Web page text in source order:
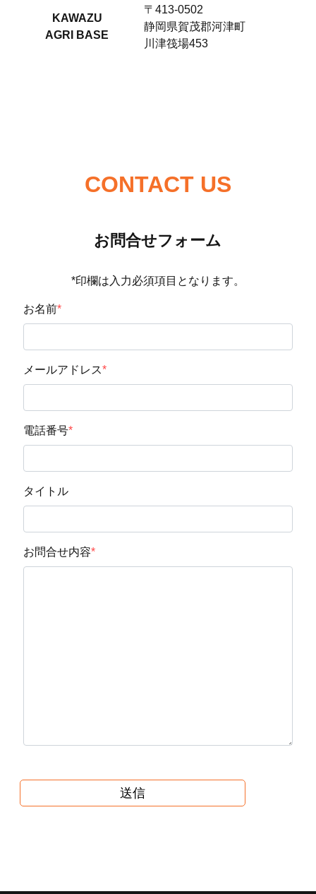
KAWAZU
AGRI BASE
〒413-0502
静岡県賀茂郡河津町
川津筏場453
CONTACT US
お問合せフォーム
*印欄は入力必須項目となります。
お名前*
メールアドレス*
電話番号*
タイトル
お問合せ内容*